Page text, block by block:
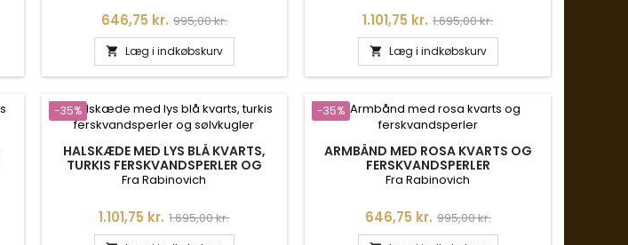
Pris
646,75 kr. Normalpris
995,00 kr.
 Læg i indkøbskurv
Pris
1.101,75 kr. Normalpris
1.695,00 kr.
 Læg i indkøbskurv
-35%
HALSKÆDE MED LYS BLÅ KVARTS,
TURKIS FERSKVANDSPERLER OG
SØLVKUGLER
Fra Rabinovich
Pris
1.101,75 kr. Normalpris
1.695,00 kr.
-35%
ARMBÅND MED ROSA KVARTS OG
FERSKVANDSPERLER
Fra Rabinovich
Pris
646,75 kr. Normalpris
995,00 kr.